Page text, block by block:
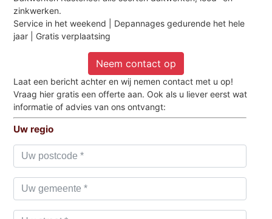
zinkwerken.
Service in het weekend | Depannages gedurende het hele
jaar | Gratis verplaatsing
Neem contact op
Laat een bericht achter en wij nemen contact met u op!
Vraag hier gratis een offerte aan. Ook als u liever eerst wat
informatie of advies van ons ontvangt:
Uw regio